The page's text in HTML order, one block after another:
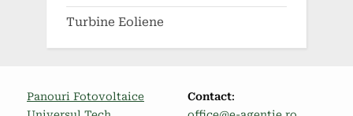
Turbine Eoliene
Panouri Fotovoltaice
Contact: